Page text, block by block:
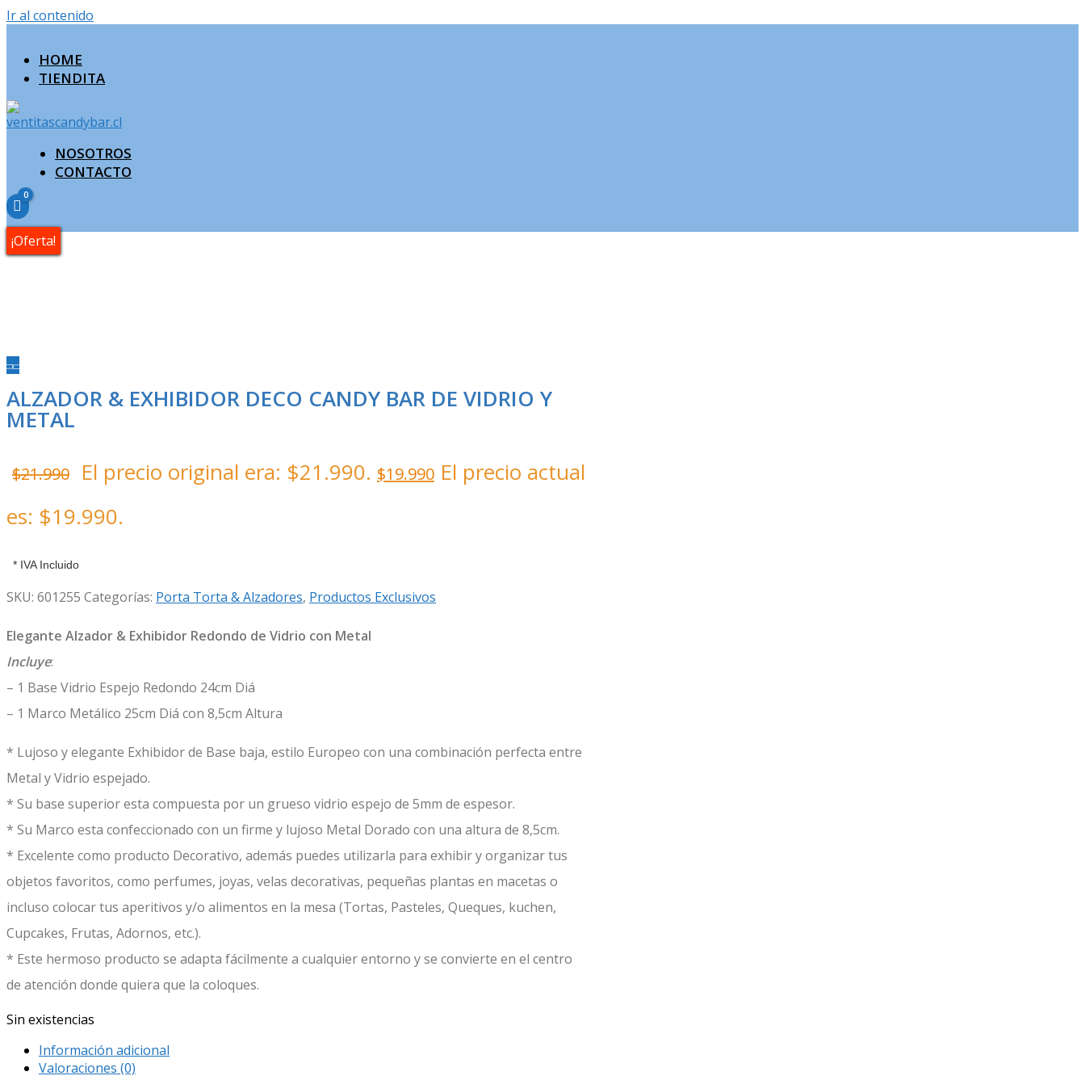
Ir al contenido
HOME
TIENDITA
NOSOTROS
CONTACTO
¡Oferta!
ALZADOR & EXHIBIDOR DECO CANDY BAR DE VIDRIO Y
METAL
$21.990 El precio original era: $21.990. $19.990 El precio actual
es: $19.990.
* IVA Incluido
SKU: 601255 Categorías: Porta Torta & Alzadores, Productos Exclusivos
Elegante Alzador & Exhibidor Redondo de Vidrio con Metal
Incluye:
– 1 Base Vidrio Espejo Redondo 24cm Diá
– 1 Marco Metálico 25cm Diá con 8,5cm Altura
* Lujoso y elegante Exhibidor de Base baja, estilo Europeo con una combinación perfecta entre
Metal y Vidrio espejado.
* Su base superior esta compuesta por un grueso vidrio espejo de 5mm de espesor.
* Su Marco esta confeccionado con un firme y lujoso Metal Dorado con una altura de 8,5cm.
* Excelente como producto Decorativo, además puedes utilizarla para exhibir y organizar tus
objetos favoritos, como perfumes, joyas, velas decorativas, pequeñas plantas en macetas o
incluso colocar tus aperitivos y/o alimentos en la mesa (Tortas, Pasteles, Queques, kuchen,
Cupcakes, Frutas, Adornos, etc.).
* Este hermoso producto se adapta fácilmente a cualquier entorno y se convierte en el centro
de atención donde quiera que la coloques.
Sin existencias
Información adicional
Valoraciones (0)